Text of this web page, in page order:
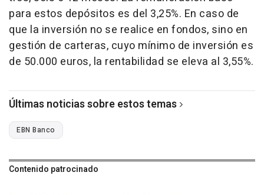
para estos depósitos es del 3,25%. En caso de
que la inversión no se realice en fondos, sino en
gestión de carteras, cuyo mínimo de inversión es
de 50.000 euros, la rentabilidad se eleva al 3,55%.
Últimas noticias sobre estos temas
EBN Banco
Contenido patrocinado